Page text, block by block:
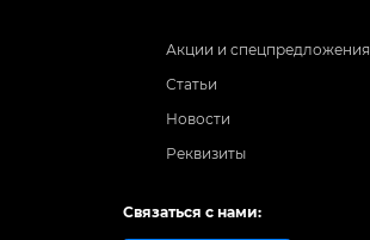
Акции и спецпредложения
Статьи
Новости
Реквизиты
Связаться с нами: